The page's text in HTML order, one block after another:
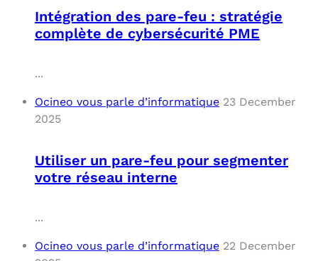
Intégration des pare-feu : stratégie
complète de cybersécurité PME
...
Ocineo vous parle d’informatique 23 December
2025
Utiliser un pare-feu pour segmenter
votre réseau interne
...
Ocineo vous parle d’informatique 22 December